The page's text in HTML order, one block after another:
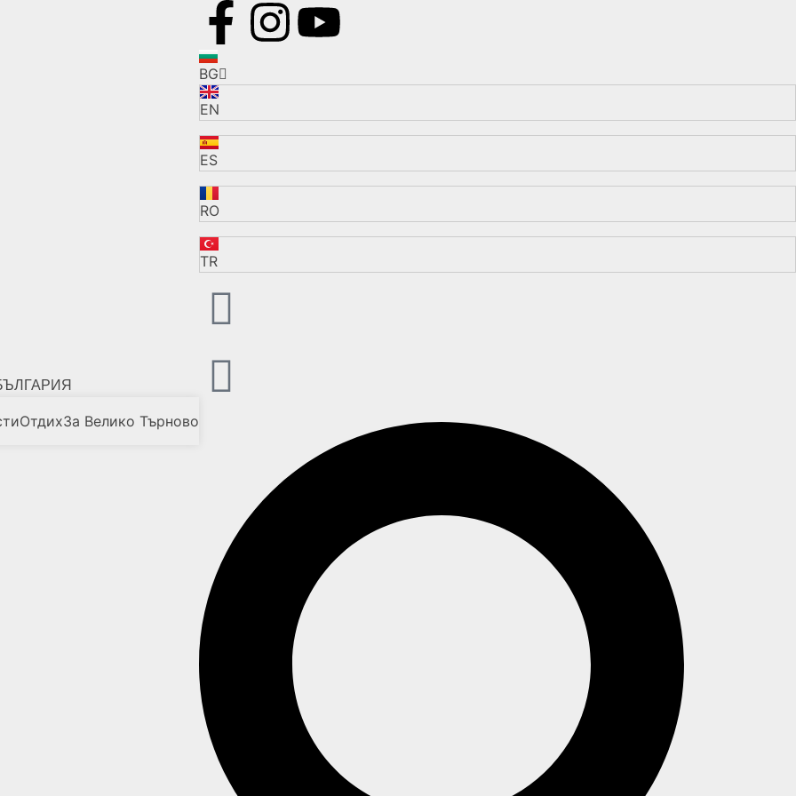
BG
EN
ES
RO
TR
ОтдихЗа Велико Търново